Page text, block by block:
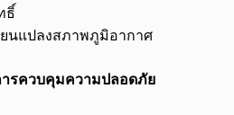
ธิ์
นแปลงสภาพภูมิอากาศ
ารควบคุมความปลอดภัย